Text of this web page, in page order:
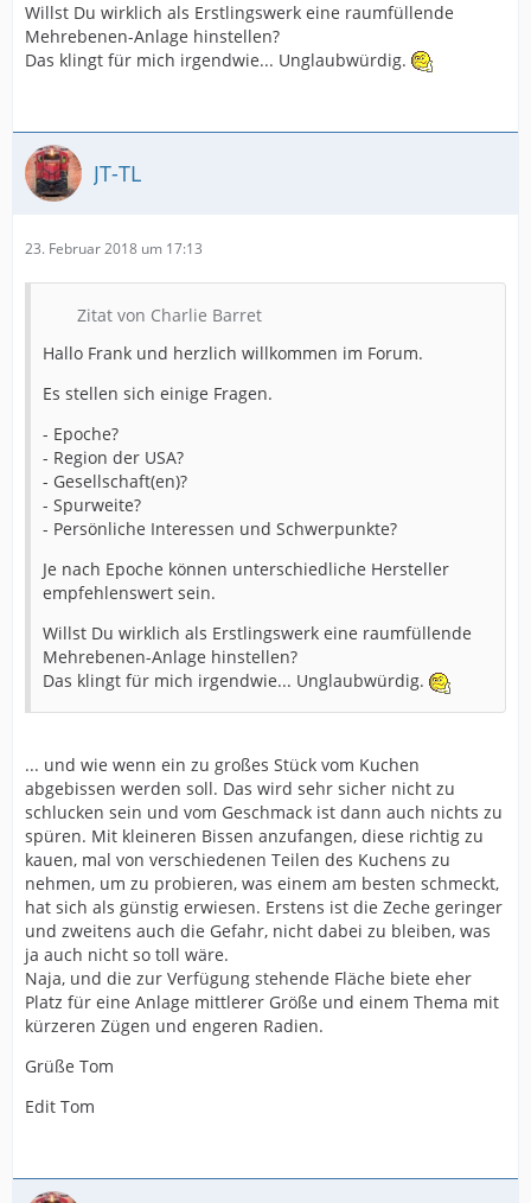
Willst Du wirklich als Erstlingswerk eine raumfüllende
Mehrebenen-Anlage hinstellen?
Das klingt für mich irgendwie... Unglaubwürdig.
JT-TL
23. Februar 2018 um 17:13
Zitat von Charlie Barret
Hallo Frank und herzlich willkommen im Forum.
Es stellen sich einige Fragen.
- Epoche?
- Region der USA?
- Gesellschaft(en)?
- Spurweite?
- Persönliche Interessen und Schwerpunkte?
Je nach Epoche können unterschiedliche Hersteller
empfehlenswert sein.
Willst Du wirklich als Erstlingswerk eine raumfüllende
Mehrebenen-Anlage hinstellen?
Das klingt für mich irgendwie... Unglaubwürdig.
... und wie wenn ein zu großes Stück vom Kuchen
abgebissen werden soll. Das wird sehr sicher nicht zu
schlucken sein und vom Geschmack ist dann auch nichts zu
spüren. Mit kleineren Bissen anzufangen, diese richtig zu
kauen, mal von verschiedenen Teilen des Kuchens zu
nehmen, um zu probieren, was einem am besten schmeckt,
hat sich als günstig erwiesen. Erstens ist die Zeche geringer
und zweitens auch die Gefahr, nicht dabei zu bleiben, was
ja auch nicht so toll wäre.
Naja, und die zur Verfügung stehende Fläche biete eher
Platz für eine Anlage mittlerer Größe und einem Thema mit
kürzeren Zügen und engeren Radien.
Grüße Tom
Edit Tom